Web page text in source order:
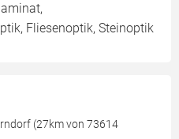
Fliesenoptik, Steinoptik
(27km von 73614